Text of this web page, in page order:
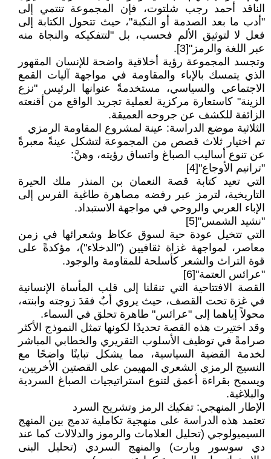
الناقد أحمد رجب شلتوت، فإن المجموعة تنتمي إلى
"أدب ما بعد الصدمة أو النكبة"، حيث تتحول الكتابة إلى
فعل لا لتوثيق الألم فحسب، بل "لتتفكيكه والنجاة منه
عبر اللغة والرمز"[3].
وتجسد المجموعة رؤية أخلاقية واضحة للإنسان المقهور
الذي يتمسك بالإباء والمقاومة في مواجهة آليات القمع
الاجتماعي والسياسي، مستخدمةً عنوانها الرئيس "نزع
الزينة" كاستعارة مركزية لعملية تجريد الواقع من أقنعته
الزائفة للكشف عن جروحه العميقة.
الثلاثية موضع الدراسة: عينة لمشروع المقاومة الرمزي
تم اختيار ثلاث قصص من المجموعة لتشكل عينةً معبرةً
عن تنوع أساليب الصباغ واتساق رؤيته، وهنَّ:
"ترانيم الأوجاع"[4]
التي تعيد كتابة قصة النعمان بن المنذر ملك الحيرة
التاريخية، لترمز عبر رفضه مصاهرة طاغية الفرس إلى
الإباء العربي والروحي في مواجهة الاستبداد.
"نشيد الشمس"[5]
التي تتخيل عودة حية لسوق عكاظ وشعرائها في زمن
معاصر، لمواجهة غزاة ثقافيين ("الدخلاء")، مؤكدةً على
قوة التراث والشعر كأسلحة للمقاومة والوجود.
"عرائس العتمة"[6]
القصة الافتتاحية التي تنقلنا إلى قلب المأساة الإنسانية
في غزة تحت القصف، حيث يروي أبٌ فقدَ زوجته وابنته،
محولاً إياهما إلى "عرائس" طاهرة تحلق في السماء.
وقد اختيرت هذه القصة تحديدًا لكونها تمثل النموذج الأكثر
صرامةً في توظيف الأسلوب التقريري والخطابي المباشر
لخدمة القضية السياسية، مما يشكل تباينًا واضحًا مع
النسيج الرمزي الشعري المهيمن على القصتين الأخريين،
ويسمح بقراءة أعمق لتنوع استراتيجيات الصباغ السردية
والبلاغية.
الإطار المنهجي: تفكيك الرمز وتشريح السرد
تعتمد هذه الدراسة على منهجية تكاملية تدمج بين المنهج
السيميولوجي (تحليل العلامات والرموز والدلالات كما عند
دي سوسور وبارت) والمنهج السردي (تحليل البنى